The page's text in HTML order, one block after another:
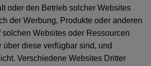
oder den Betrieb solcher Websites
der Werbung, Produkte oder anderen
solchen Websites oder Ressourcen
über diese verfügbar sind, und
Verschiedene Websites Dritter